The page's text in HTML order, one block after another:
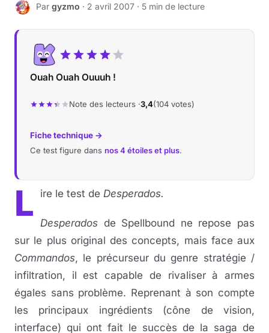
G Par gyzmo · 2 avril 2007 · 5 min de lecture
Ouah Ouah Ouuuh !
Note des lecteurs ·3,4(104 votes)
Fiche technique →
Ce test figure dans nos 4 étoiles et plus.
L ire le test de Desperados.
Desperados de Spellbound ne repose pas
sur le plus original des concepts, mais face aux
Commandos, le précurseur du genre stratégie /
infiltration, il est capable de rivaliser à armes
égales sans problème. Reprenant à son compte
les principaux ingrédients (cône de vision,
interface) qui ont fait le succès de la saga de